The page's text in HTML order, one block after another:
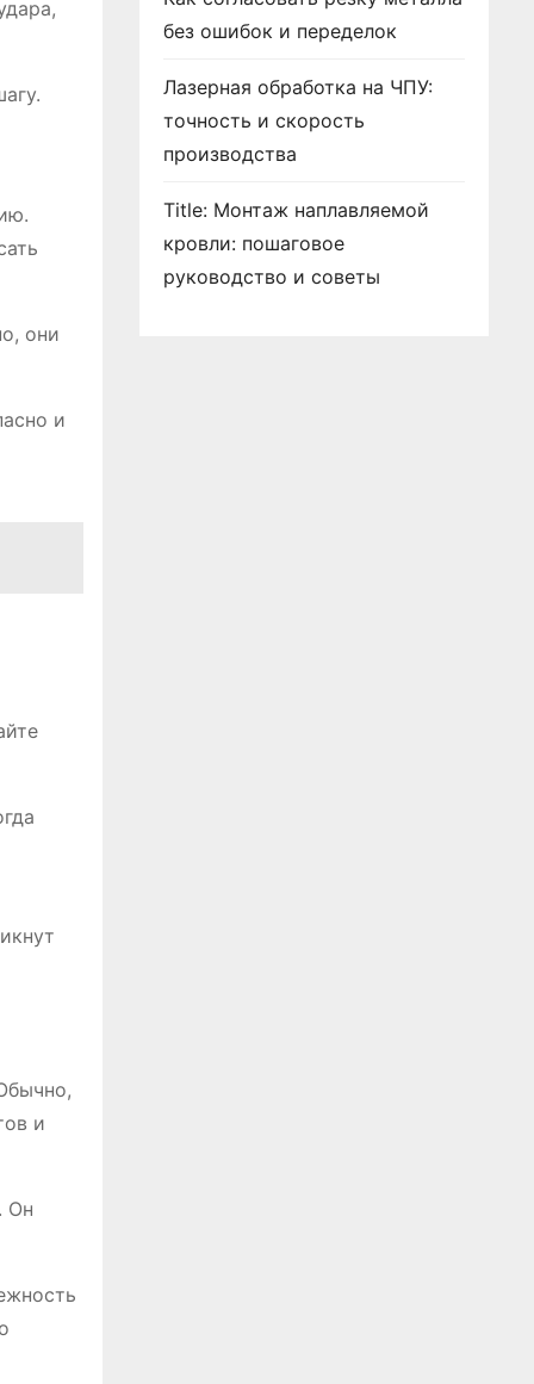
они
и
и
Он
без ошибок и переделок
Лазерная обработка на ЧПУ:
точность и скорость
производства
Title: Монтаж наплавляемой
кровли: пошаговое
руководство и советы